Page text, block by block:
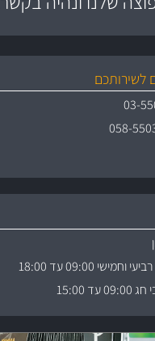
לשירותכם
09:00 עד 18:00
15:00